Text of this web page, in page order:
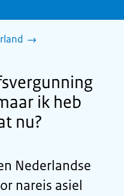
ik heb
nu?
Nederlandse
nareis asiel